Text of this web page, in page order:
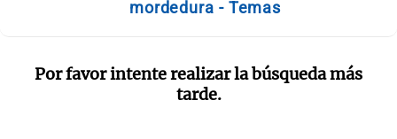
mordedura - Temas
Por favor intente realizar la búsqueda más
tarde.